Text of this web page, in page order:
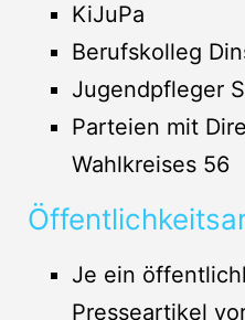
KiJuPa
Berufskolleg
Jugendpfleger
Parteien mit
Wahlkreises 56
Je ein
Presseartikel